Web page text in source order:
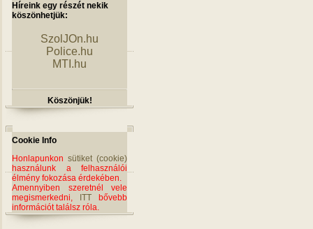
Híreink egy részét nekik
köszönhetjük:
SzolJOn.hu
Police.hu
MTI.hu
Köszönjük!
Cookie Info
Honlapunkon sütiket (cookie)
használunk a felhasználói
élmény fokozása érdekében.
Amennyiben szeretnél vele
megismerkedni,
ITT bővebb
információt találsz róla.